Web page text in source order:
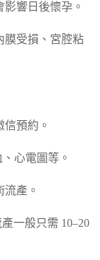
響日後懷孕。
膜受損、宮腔粘
預約。
心電圖等。
流產。
一般只需 10–20